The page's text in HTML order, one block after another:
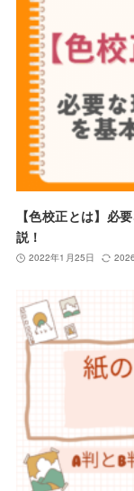
【色校正とは】必
説！
2022年1月25日